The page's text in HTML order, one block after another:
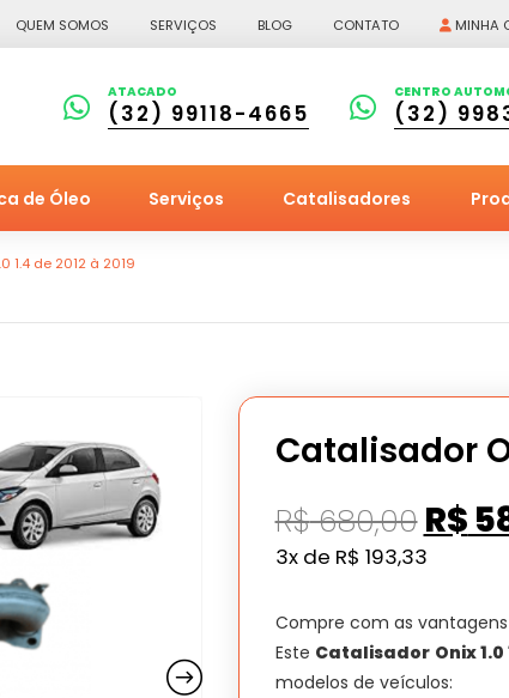
QUEM SOMOS SERVIÇOS BLOG CONTATO MINHA
ATACADO
(32) 99118-4665
CENTRO
(32)
de Óleo Serviços Catalisadores
1.4 de 2012 à 2019
Catalisador
R$680,00 O
era:
R$
R$
3x de R$ 193,33
Compre com as
Este Catalisador Onix 1.0
modelos de veículos: